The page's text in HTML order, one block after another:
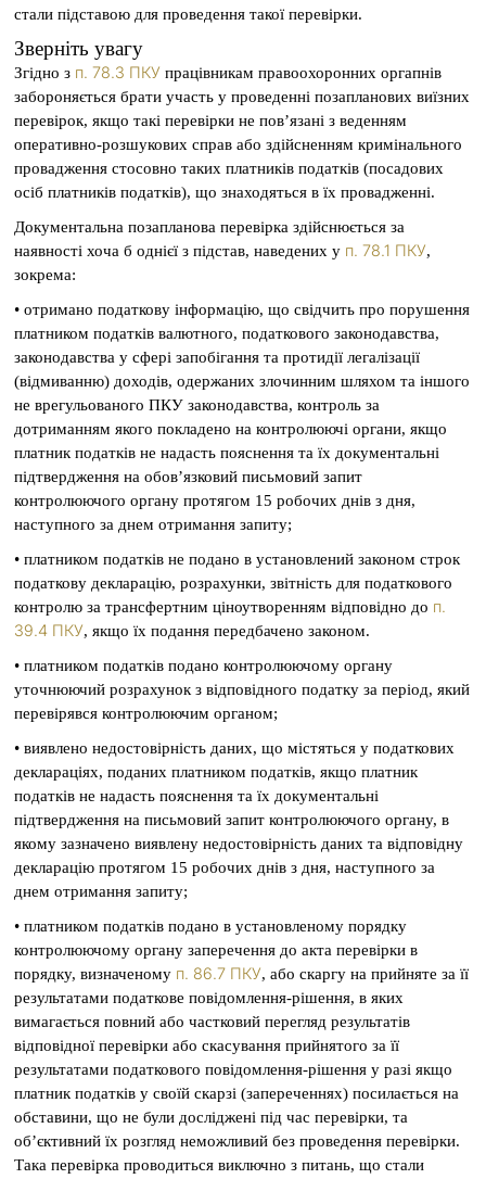
стали підставою для проведення такої перевірки.
Зверніть увагу
Згідно з п. 78.3 ПКУ працівникам правоохоронних оргапнів
забороняється брати участь у проведенні позапланових виїзних
перевірок, якщо такі перевірки не пов’язані з веденням
оперативно-розшукових справ або здійсненням кримінального
провадження стосовно таких платників податків (посадових
осіб платників податків), що знаходяться в їх провадженні.
Документальна позапланова перевірка здійснюється за
наявності хоча б однієї з підстав, наведених у п. 78.1 ПКУ,
зокрема:
• отримано податкову інформацію, що свідчить про порушення
платником податків валютного, податкового законодавства,
законодавства у сфері запобігання та протидії легалізації
(відмиванню) доходів, одержаних злочинним шляхом та іншого
не врегульованого ПКУ законодавства, контроль за
дотриманням якого покладено на контролюючі органи, якщо
платник податків не надасть пояснення та їх документальні
підтвердження на обов’язковий письмовий запит
контролюючого органу протягом 15 робочих днів з дня,
наступного за днем отримання запиту;
• платником податків не подано в установлений законом строк
податкову декларацію, розрахунки, звітність для податкового
контролю за трансфертним ціноутворенням відповідно до п.
39.4 ПКУ, якщо їх подання передбачено законом.
• платником податків подано контролюючому органу
уточнюючий розрахунок з відповідного податку за період, який
перевірявся контролюючим органом;
• виявлено недостовірність даних, що містяться у податкових
деклараціях, поданих платником податків, якщо платник
податків не надасть пояснення та їх документальні
підтвердження на письмовий запит контролюючого органу, в
якому зазначено виявлену недостовірність даних та відповідну
декларацію протягом 15 робочих днів з дня, наступного за
днем отримання запиту;
• платником податків подано в установленому порядку
контролюючому органу заперечення до акта перевірки в
порядку, визначеному п. 86.7 ПКУ, або скаргу на прийняте за її
результатами податкове повідомлення-рішення, в яких
вимагається повний або частковий перегляд результатів
відповідної перевірки або скасування прийнятого за її
результатами податкового повідомлення-рішення у разі якщо
платник податків у своїй скарзі (запереченнях) посилається на
обставини, що не були досліджені під час перевірки, та
об’єктивний їх розгляд неможливий без проведення перевірки.
Така перевірка проводиться виключно з питань, що стали